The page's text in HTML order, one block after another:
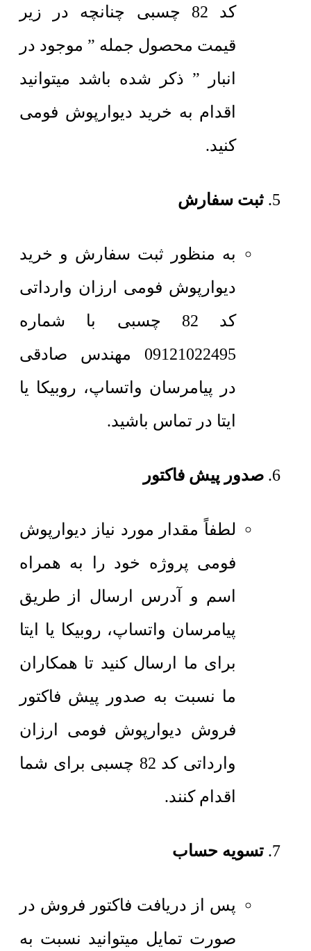
کد 82 چسبی چنانچه در زیر
قیمت محصول جمله ” موجود در
انبار ” ذکر شده باشد میتوانید
اقدام به خرید دیوارپوش فومی
کنید.
ثبت سفارش
به منظور ثبت سفارش و خرید
دیوارپوش فومی ارزان وارداتی
کد 82 چسبی با شماره
09121022495 مهندس صادقی
در پیامرسان واتساپ، روبیکا یا
ایتا در تماس باشید.
صدور پیش فاکتور
لطفاً مقدار مورد نیاز دیوارپوش
فومی پروژه خود را به همراه
اسم و آدرس ارسال از طریق
پیامرسان واتساپ، روبیکا یا ایتا
برای ما ارسال کنید تا همکاران
ما نسبت به صدور پیش فاکتور
فروش دیوارپوش فومی ارزان
وارداتی کد 82 چسبی برای شما
اقدام کنند.
تسویه حساب
پس از دریافت فاکتور فروش در
صورت تمایل میتوانید نسبت به